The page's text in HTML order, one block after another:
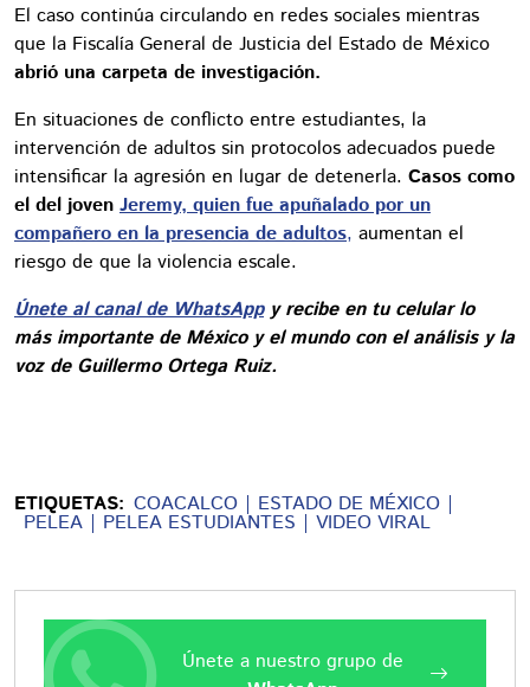
El caso continúa circulando en redes sociales mientras
que la Fiscalía General de Justicia del Estado de México
abrió una carpeta de investigación.
En situaciones de conflicto entre estudiantes, la
intervención de adultos sin protocolos adecuados puede
intensificar la agresión en lugar de detenerla. Casos como
el del joven Jeremy, quien fue apuñalado por un
compañero en la presencia de adultos, aumentan el
riesgo de que la violencia escale.
Únete al canal de WhatsAppy recibe en tu celular lo
más importante de México y el mundo con el análisis y la
voz de Guillermo Ortega Ruiz.
ETIQUETAS: COACALCO ESTADO DE MÉXICO
PELEA PELEA ESTUDIANTES VIDEO VIRAL
Únete a nuestro grupo de